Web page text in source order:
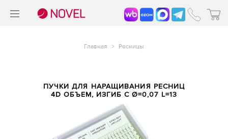
Главная > Ресницы
ПУЧКИ ДЛЯ НАРАЩИВАНИЯ РЕСНИЦ
4D ОБЪЕМ, ИЗГИБ С Ø=0,07 L=13